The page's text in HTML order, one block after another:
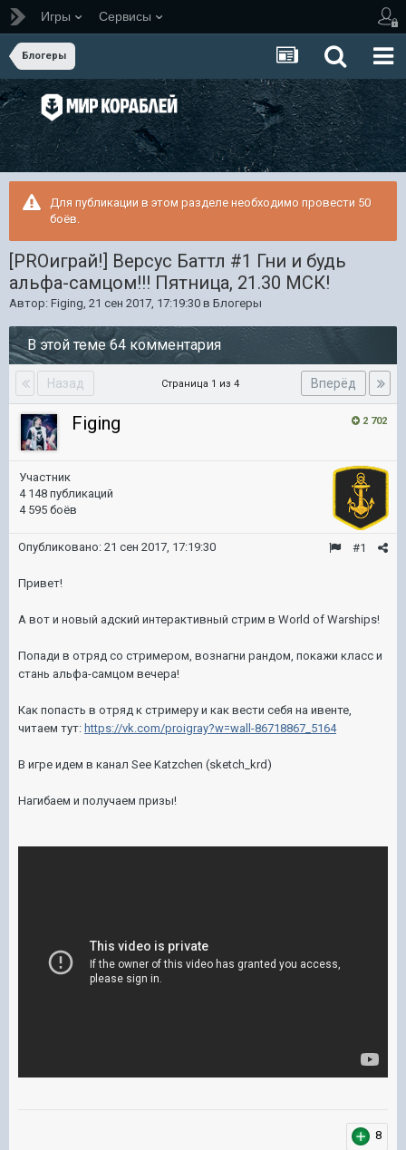
Игры Сервисы
Блогеры
Для публикации в этом разделе необходимо провести 50
боёв.
[PROиграй!] Версус Баттл #1 Гни и будь
альфа-самцом!!! Пятница, 21.30 МСК!
Автор: Figing, 21 сен 2017, 17:19:30 в Блогеры
В этой теме 64 комментария
Назад Вперёд
Страница 1 из 4
2 702
Figing
Участник
4 148 публикаций
4 595 боёв
#1
Опубликовано: 21 сен 2017, 17:19:30
Привет!
А вот и новый адский интерактивный стрим в World of Warships!
Попади в отряд со стримером, вознагни рандом, покажи класс и
стань альфа-самцом вечера!
Как попасть в отряд к стримеру и как вести себя на ивенте,
читаем тут: https://vk.com/proigray?w=wall-86718867_5164
В игре идем в канал See Katzchen (sketch_krd)
Нагибаем и получаем призы!
8